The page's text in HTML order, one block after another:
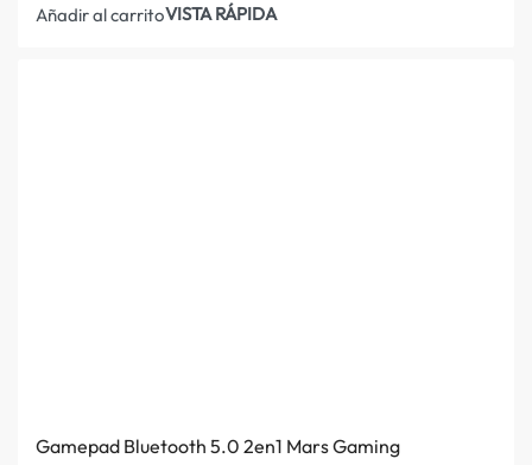
Añadir al carritoVISTA RÁPIDA
Gamepad Bluetooth 5.0 2en1 Mars Gaming